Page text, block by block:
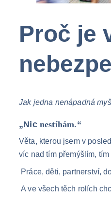
Proč je
Jak jedna nenápadná
„Nic nestíhám.“
Věta, kterou jsem v
víc nad tím přemýšlím,
Práce, děti, partnerství,
A ve všech těch rolích